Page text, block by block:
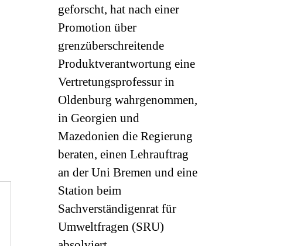
geforscht, hat nach einer
Promotion über
grenzüberschreitende
Produktverantwortung eine
Vertretungsprofessur in
Oldenburg wahrgenommen,
in Georgien und
Mazedonien die Regierung
beraten, einen Lehrauftrag
an der Uni Bremen und eine
Station beim
Sachverständigenrat für
Umweltfragen (SRU)